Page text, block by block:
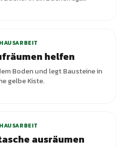
HAUSARBEIT
helfen
Boden und legt Bausteine in
gelbe Kiste.
HAUSARBEIT
ausräumen